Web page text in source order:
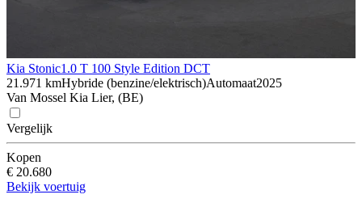
Kia Stonic1.0 T 100 Style Edition DCT
21.971 kmHybride (benzine/elektrisch)Automaat2025
Van Mossel Kia Lier, (BE)
Vergelijk
Kopen
€ 20.680
Bekijk voertuig